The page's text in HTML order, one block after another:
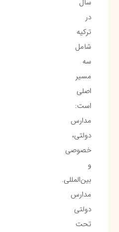
در
ترکیه
شامل
سه
مسیر
اصلی
است:
مدارس
دولتی،
خصوصی
و
بین‌المللی.
مدارس
دولتی
تحت